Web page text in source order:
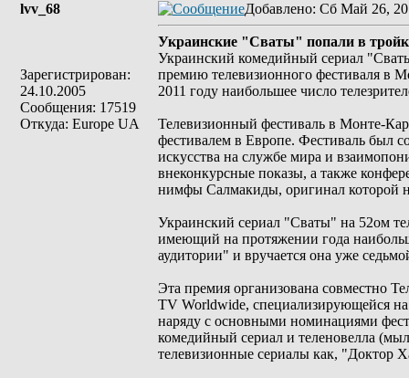
lvv_68
Зарегистрирован:
24.10.2005
Сообщения: 17519
Откуда: Europe UA
Добавлено: Сб Май 26,
Украинские "Сваты" попали в
Украинский комедийный сериал
премию телевизионного фестиваля в
2011 году наибольшее число
Телевизионный фестиваль в Монте-
фестивалем в Европе. Фестиваль был
искусства на службе мира и
внеконкурсные показы, а также
нимфы Салмакиды, оригинал которой
Украинский сериал "Сваты" на 52ом
имеющий на протяжении года
аудитории" и вручается она уже
Эта премия организована совместно
TV Worldwide, специализирующейся
наряду с основными номинациями
комедийный сериал и теленовелла
телевизионные сериалы как, "Доктор